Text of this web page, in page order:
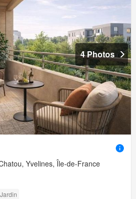
4 Photos
Yvelines, Île-de-France
Jardin